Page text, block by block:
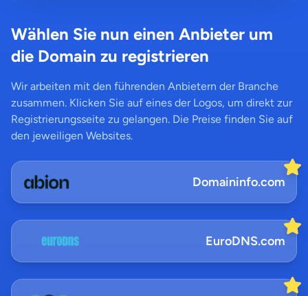
Wählen Sie nun einen Anbieter um
die Domain zu registrieren
Wir arbeiten mit den führenden Anbietern der Branche
zusammen. Klicken Sie auf eines der Logos, um direkt zur
Registrierungsseite zu gelangen. Die Preise finden Sie auf
den jeweiligen Websites.
Domaininfo.com
EuroDNS.com